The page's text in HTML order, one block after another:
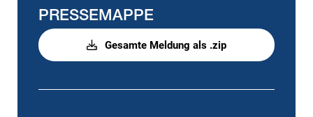
PRESSEMAPPE
Gesamte Meldung als .zip